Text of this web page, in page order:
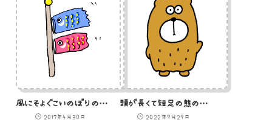
風にそよぐこいのぼりのイラスト
2017年4月30日
頭が長くて短足の熊のイラスト
2022年9月29日